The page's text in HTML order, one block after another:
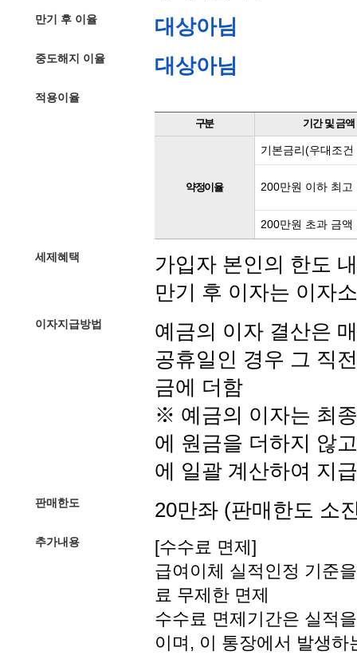
만기 후 이율 대상아님
중도해지 이율 대상아님
적용이율
구분 기간 및 금액
약정이율
기본금리(우대조건
200만원 이하 최고
200만원 초과 금액
세제혜택
가입자 본인의 한도
만기 후 이자는 이자
이자지급방법
예금의 이자 결산은
공휴일인 경우 그 직
금에 더함
※ 예금의 이자는 최
에 원금을 더하지 않
에 일괄 계산하여 지
판매한도 20만좌 (판매한도 소
추가내용
[수수료 면제]
급여이체 실적인정 기준
료 무제한 면제
수수료 면제기간은 실적
이며, 이 통장에서 발생